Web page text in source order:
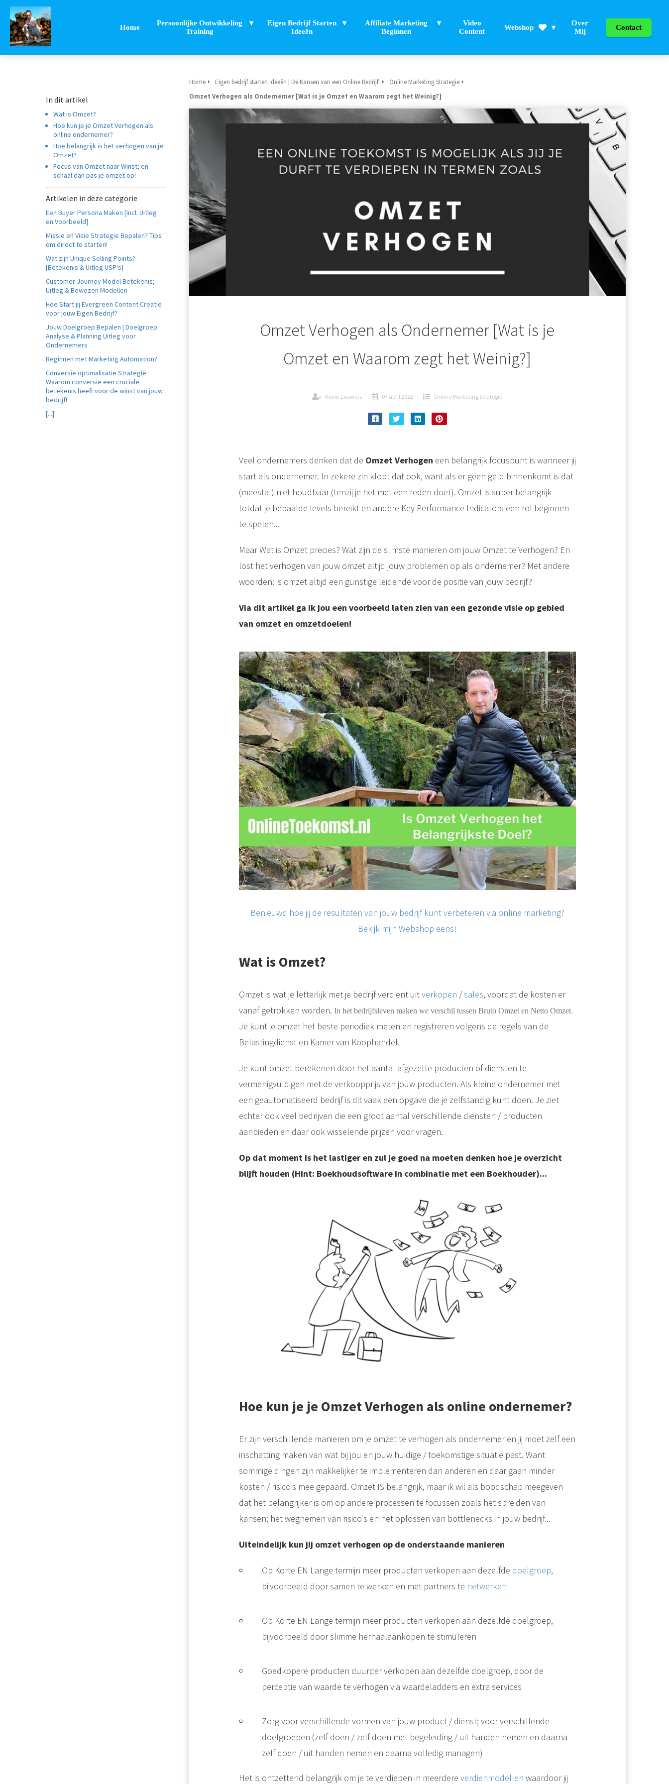
Home
Persoonlijke Ontwikkeling
Training
Eigen Bedrijf Starten
Ideeën
Affiliate Marketing
Beginnen
Video
Content
Webshop
Over
Mij
Contact
In dit artikel
Wat is Omzet?
Hoe kun je je Omzet Verhogen als
online ondernemer?
Hoe belangrijk is het verhogen van je
Omzet?
Focus van Omzet naar Winst; en
schaal dan pas je omzet op!
Artikelen in deze categorie
Een Buyer Persona Maken [Incl. Uitleg
en Voorbeeld]
Missie en Visie Strategie Bepalen? Tips
om direct te starten!
Wat zijn Unique Selling Points?
[Betekenis & Uitleg USP's]
Customer Journey Model Betekenis;
Uitleg & Bewezen Modellen
Hoe Start jij Evergreen Content Creatie
voor jouw Eigen Bedrijf?
Jouw Doelgroep Bepalen | Doelgroep
Analyse & Planning Uitleg voor
Ondernemers
Beginnen met Marketing Automation?
Conversie optimalisatie Strategie:
Waarom conversie een cruciale
betekenis heeft voor de winst van jouw
bedrijf!
[...]
Home Eigen bedrijf starten ideeën | De Kansen van een Online Bedrijf!
Online Marketing Strategie
Omzet Verhogen als Ondernemer [Wat is je Omzet en Waarom zegt het Weinig?]
Omzet Verhogen als Ondernemer [Wat is je
Omzet en Waarom zegt het Weinig?]
Kevin Louwers 07 april 2022 Online Marketing Strategie
Veel ondernemers denken dat de Omzet Verhogen een belangrijk focuspunt is wanneer jij
start als ondernemer. In zekere zin klopt dat ook, want als er geen geld binnenkomt is dat
(meestal) niet houdbaar (tenzij je het met een reden doet). Omzet is super belangrijk
totdat je bepaalde levels bereikt en andere Key Performance Indicators een rol beginnen
te spelen...
Maar Wat is Omzet precies? Wat zijn de slimste manieren om jouw Omzet te Verhogen? En
lost het verhogen van jouw omzet altijd jouw problemen op als ondernemer? Met andere
woorden: is omzet altijd een gunstige leidende voor de positie van jouw bedrijf?
Via dit artikel ga ik jou een voorbeeld laten zien van een gezonde visie op gebied
van omzet en omzetdoelen!
Benieuwd hoe jij de resultaten van jouw bedrijf kunt verbeteren via online marketing?
Bekijk mijn Webshop eens!
Wat is Omzet?
Omzet is wat je letterlijk met je bedrijf verdient uitverkopen /sales, voordat de kosten er
vanaf getrokken worden. In het bedrijfsleven maken we verschil tussen Bruto Omzet en Netto Omzet.
Je kunt je omzet het beste periodiek meten en registreren volgens de regels van de
Belastingdienst en Kamer van Koophandel.
Je kunt omzet berekenen door het aantal afgezette producten of diensten te
vermenigvuldigen met de verkoopprijs van jouw producten. Als kleine ondernemer met
een geautomatiseerd bedrijf is dit vaak een opgave die je zelfstandig kunt doen. Je ziet
echter ook veel bedrijven die een groot aantal verschillende diensten / producten
aanbieden en daar ook wisselende prijzen voor vragen.
Op dat moment is het lastiger en zul je goed na moeten denken hoe je overzicht
blijft houden (Hint: Boekhoudsoftware in combinatie met een Boekhouder)...
Hoe kun je je Omzet Verhogen als online ondernemer?
Er zijn verschillende manieren om je omzet te verhogen als ondernemer en jij moet zelf een
inschatting maken van wat bij jou en jouw huidige / toekomstige situatie past. Want
sommige dingen zijn makkelijker te implementeren dan anderen en daar gaan minder
kosten / risico's mee gepaard. Omzet IS belangrijk, maar ik wil als boodschap meegeven
dat het belangrijker is om op andere processen te focussen zoals het spreiden van
kansen; het wegnemen van risico's en het oplossen van bottlenecks in jouw bedrijf...
Uiteindelijk kun jij omzet verhogen op de onderstaande manieren
Op Korte EN Lange termijn meer producten verkopen aan dezelfde doelgroep,
bijvoorbeeld door samen te werken en met partners te netwerken
Op Korte EN Lange termijn meer producten verkopen aan dezelfde doelgroep,
bijvoorbeeld door slimme herhaalaankopen te stimuleren
Goedkopere producten duurder verkopen aan dezelfde doelgroep, door de
perceptie van waarde te verhogen via waardeladders en extra services
Zorg voor verschillende vormen van jouw product / dienst; voor verschillende
doelgroepen (zelf doen / zelf doen met begeleiding / uit handen nemen en daarna
zelf doen / uit handen nemen en daarna volledig managen)
Het is ontzettend belangrijk om je te verdiepen in meerdere verdienmodellen waardoor jij